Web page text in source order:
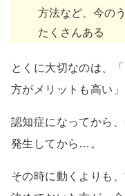
方法など、今の
たくさんある
とくに大切なのは、
方がメリットも高い」
認知症になってから
発生してから…。
その時に動くよりも